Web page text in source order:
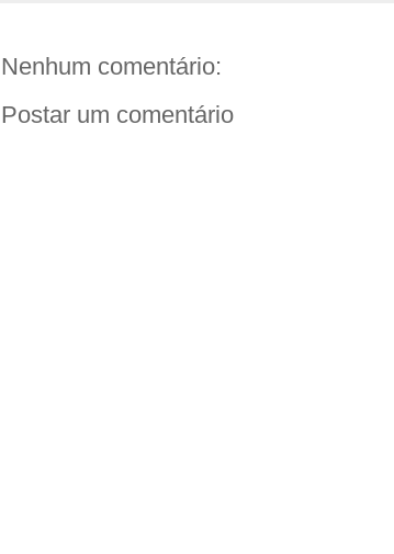
Nenhum comentário:
Postar um comentário